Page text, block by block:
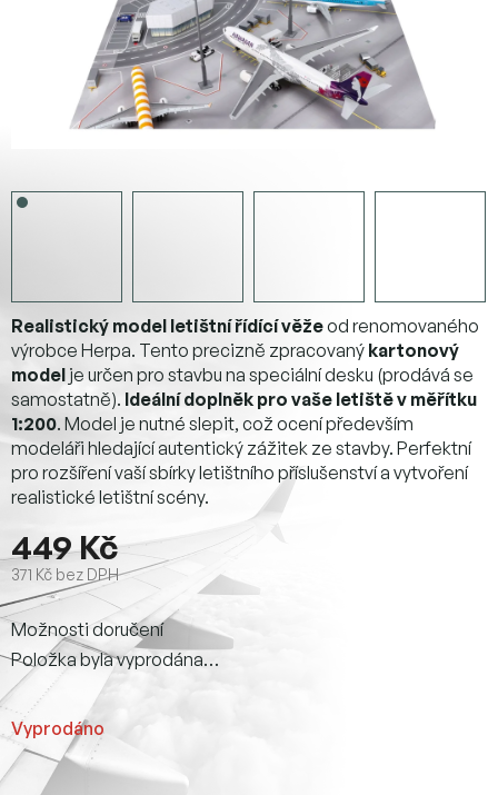
449 Kč
371 Kč bez DPH
Měrná
cena:
Vyprodáno
Možnosti doručení
Položka byla vyprodána…
Realistický model letištní řídící věžeod renomovaného
výrobce Herpa. Tento precizně zpracovaný kartonový
model je určen pro stavbu na speciální desku (prodává se
samostatně). Ideální doplněk pro vaše letiště v měřítku
1:200. Model je nutné slepit, což ocení především
modeláři hledající autentický zážitek ze stavby. Perfektní
pro rozšíření vaší sbírky letištního příslušenství a vytvoření
realistické letištní scény.